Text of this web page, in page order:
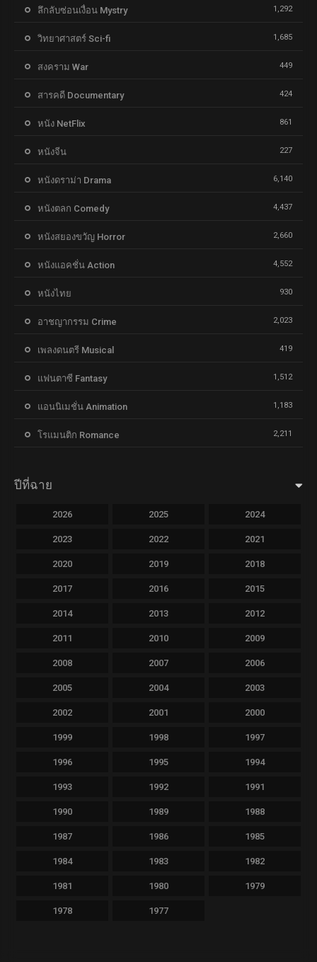
ลึกลับซ่อนเงื่อน Mystry 1,292
วิทยาศาสตร์ Sci-fi 1,685
สงคราม War 449
สารคดี Documentary 424
หนัง NetFlix 861
หนังจีน 227
หนังดราม่า Drama 6,140
หนังตลก Comedy 4,437
หนังสยองขวัญ Horror 2,660
หนังแอคชั่น Action 4,552
หนังไทย 930
อาชญากรรม Crime 2,023
เพลงดนตรี Musical 419
แฟนตาซี Fantasy 1,512
แอนนิเมชั่น Animation 1,183
โรแมนติก Romance 2,211
ปีที่ฉาย
2026 2025 2024
2023 2022 2021
2020 2019 2018
2017 2016 2015
2014 2013 2012
2011 2010 2009
2008 2007 2006
2005 2004 2003
2002 2001 2000
1999 1998 1997
1996 1995 1994
1993 1992 1991
1990 1989 1988
1987 1986 1985
1984 1983 1982
1981 1980 1979
1978 1977